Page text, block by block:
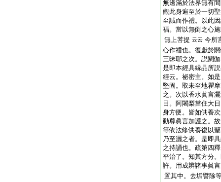
無邊滿於法界無有
觀此身遍至於一切
至誠而作禮。以此
福。當以無倒之心
無上菩提 云云 今所
心作禮也。復獻於
三昧耶之次。説閼
是即本經具縁品所
經云。祕密主。如
堅固。取未至地瞿
之。次以香水眞言
日。阿闍梨當住大
身方便。皆如供養
動尊眞言加護之。
等依法修供養復以
乃至灑之者。是即
之持誦也。疏第四
平治了。知其方分
許。用成辨諸事眞
置其中。去垢譬除